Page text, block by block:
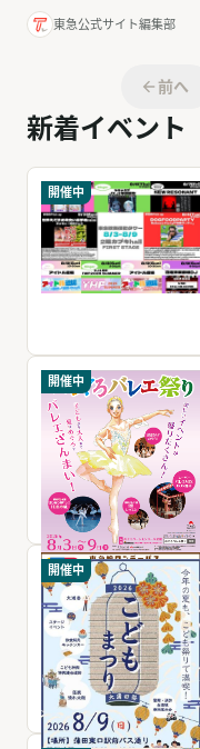
東急公式サイト編集部
前へ
新着イベント
開催中
開催中
開催中